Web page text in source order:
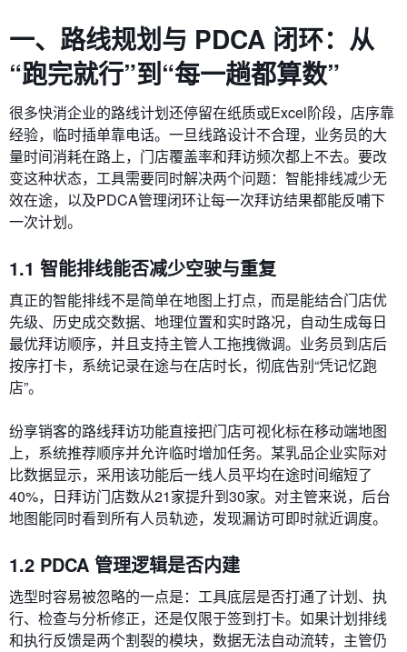
一、路线规划与 PDCA 闭环：从
“跑完就行”到“每一趟都算数”
很多快消企业的路线计划还停留在纸质或Excel阶段，店序靠
经验，临时插单靠电话。一旦线路设计不合理，业务员的大
量时间消耗在路上，门店覆盖率和拜访频次都上不去。要改
变这种状态，工具需要同时解决两个问题：智能排线减少无
效在途，以及PDCA管理闭环让每一次拜访结果都能反哺下
一次计划。
1.1 智能排线能否减少空驶与重复
真正的智能排线不是简单在地图上打点，而是能结合门店优
先级、历史成交数据、地理位置和实时路况，自动生成每日
最优拜访顺序，并且支持主管人工拖拽微调。业务员到店后
按序打卡，系统记录在途与在店时长，彻底告别“凭记忆跑
店”。
纷享销客的路线拜访功能直接把门店可视化标在移动端地图
上，系统推荐顺序并允许临时增加任务。某乳品企业实际对
比数据显示，采用该功能后一线人员平均在途时间缩短了
40%，日拜访门店数从21家提升到30家。对主管来说，后台
地图能同时看到所有人员轨迹，发现漏访可即时就近调度。
1.2 PDCA 管理逻辑是否内建
选型时容易被忽略的一点是：工具底层是否打通了计划、执
行、检查与分析修正，还是仅限于签到打卡。如果计划排线
和执行反馈是两个割裂的模块，数据无法自动流转，主管仍